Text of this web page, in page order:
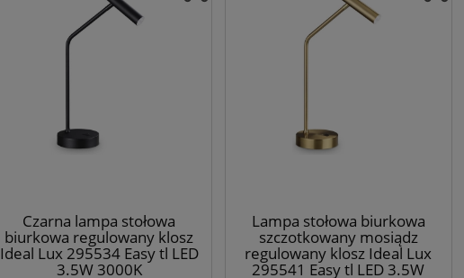
Czarna lampa stołowa
biurkowa regulowany klosz
Ideal Lux 295534 Easy tl LED
3.5W 3000K
Lampa stołowa biurkowa
szczotkowany mosiądz
regulowany klosz Ideal Lux
295541 Easy tl LED 3.5W